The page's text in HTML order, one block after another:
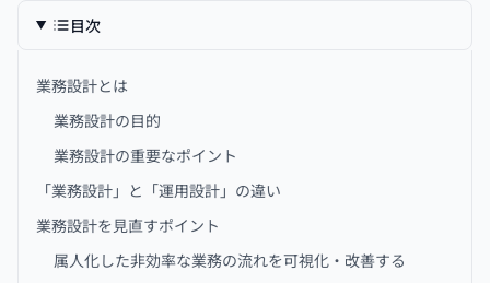
目次
業務設計とは
業務設計の目的
業務設計の重要なポイント
「業務設計」と「運用設計」の違い
業務設計を見直すポイント
属人化した非効率な業務の流れを可視化・改善する